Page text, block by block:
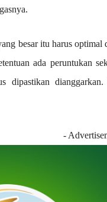
besar itu harus optimal
ada peruntukan
dipastikan
-